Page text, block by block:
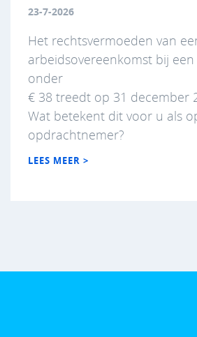
23-7-2026
Het rechtsvermoeden van
arbeidsovereenkomst bij
onder
€ 38 treedt op 31 december
Wat betekent dit voor u als
opdrachtnemer?
LEES MEER >